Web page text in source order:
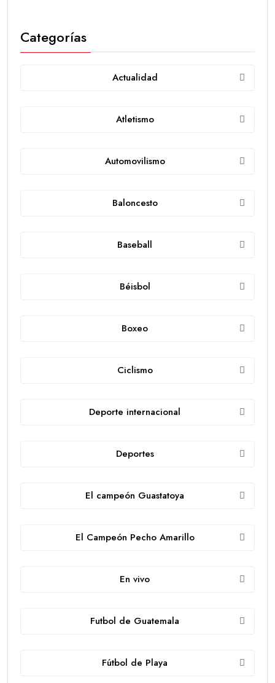
Categorías
Actualidad
Atletismo
Automovilismo
Baloncesto
Baseball
Béisbol
Boxeo
Ciclismo
Deporte internacional
Deportes
El campeón Guastatoya
El Campeón Pecho Amarillo
En vivo
Futbol de Guatemala
Fútbol de Playa